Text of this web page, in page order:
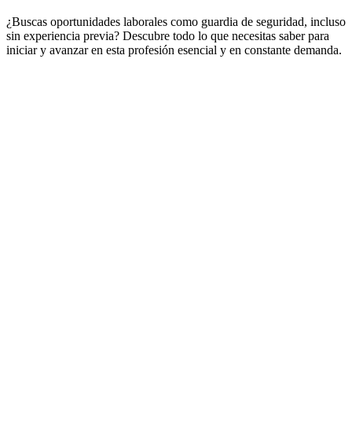
¿Buscas oportunidades laborales como guardia de seguridad, incluso
sin experiencia previa? Descubre todo lo que necesitas saber para
iniciar y avanzar en esta profesión esencial y en constante demanda.